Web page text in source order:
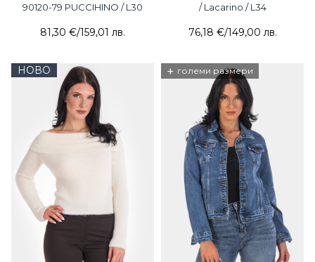
90120-79 PUCCIHINO / L30
81,30 €/159,01 лв.
/ Lacarino / L34
76,18 €/149,00 лв.
НОВО + големи размери